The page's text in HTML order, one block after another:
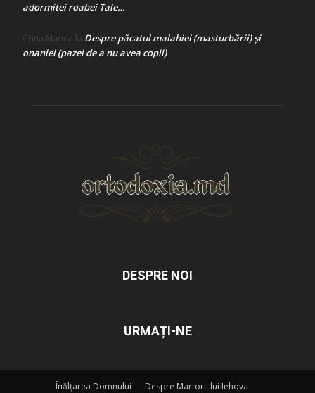
adormitei roabei Tale…
Crina Marina la Despre păcatul malahiei (masturbării) şi
onaniei (pazei de a nu avea copii)
DESPRE NOI
URMAȚI-NE
Înălțarea Domnului Despre Martorii lui Iehova